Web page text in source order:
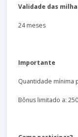
Validade das
24 meses
Importante
Quantidade mínima
Bônus limitado a: